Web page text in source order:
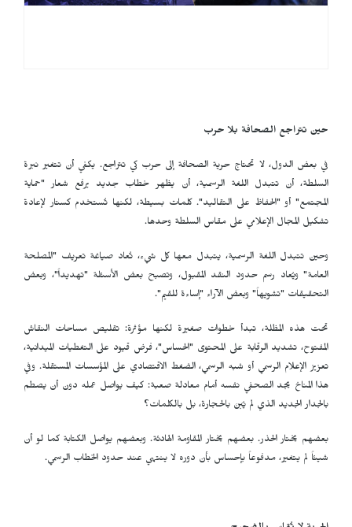
حين تتراجع الصحافة بلا حرب
في بعض الدول، لا تحتاج حرية الصحافة إلى حرب كي تتراجع. يكفي أن تتغير نبرة
السلطة، أن تتبدل اللغة الرسمية، أن يظهر خطاب جديد يرفع شعار "حماية
المجتمع" أو "الحفاظ على التقاليد". كلمات بسيطة، لكنها تُستخدم كستار لإعادة
تشكيل المجال الإعلامي على مقاس السلطة وحدها.
وحين تتبدل اللغة الرسمية، يتبدل معها كل شيء، تُعاد صياغة تعريف "المصلحة
العامة" ويُعاد رسم حدود النقد المقبول، وتصبح بعض الأسئلة "تهديداً"، وبعض
التحقيقات "تشويهاً" وبعض الآراء "إساءة للقيم".
تحت هذه المظلة، تبدأ خطوات صغيرة لكنها مؤثرة: تقليص مساحات النقاش
المفتوح، تشديد الرقابة على المحتوى "الحساس"، فرض قيود على التغطيات الميدانية،
تعزيز الإعلام الرسمي أو شبه الرسمي، الضغط الاقتصادي على المؤسسات المستقلة. وفي
هذا المناخ يجد الصحفي نفسه أمام معادلة صعبة: كيف يواصل عمله دون أن يصطم
بالجدار الجديد الذي لم يُبنَ بالحجارة، بل بالكلمات؟
بعضهم يختار الحذر. بعضهم يختار المقاومة الهادئة. وبعضهم يواصل الكتابة كما لو أن
شيئاً لم يتغير، مدفوعاً بإحساس بأن دوره لا ينتهي عند حدود الخطاب الرسمي.